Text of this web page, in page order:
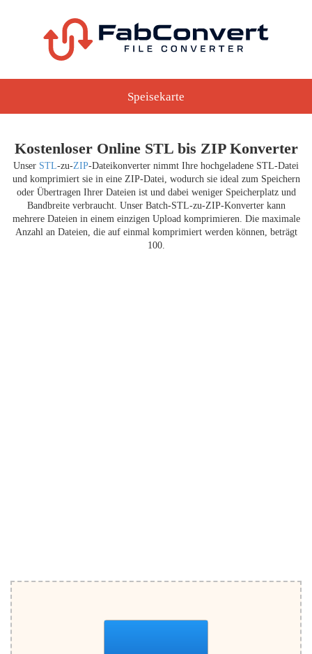
Speisekarte
Kostenloser Online STL bis ZIP Konverter
Unser STL-zu-ZIP-Dateikonverter nimmt Ihre hochgeladene STL-Datei
und komprimiert sie in eine ZIP-Datei, wodurch sie ideal zum Speichern
oder Übertragen Ihrer Dateien ist und dabei weniger Speicherplatz und
Bandbreite verbraucht. Unser Batch-STL-zu-ZIP-Konverter kann
mehrere Dateien in einem einzigen Upload komprimieren. Die maximale
Anzahl an Dateien, die auf einmal komprimiert werden können, beträgt
100.